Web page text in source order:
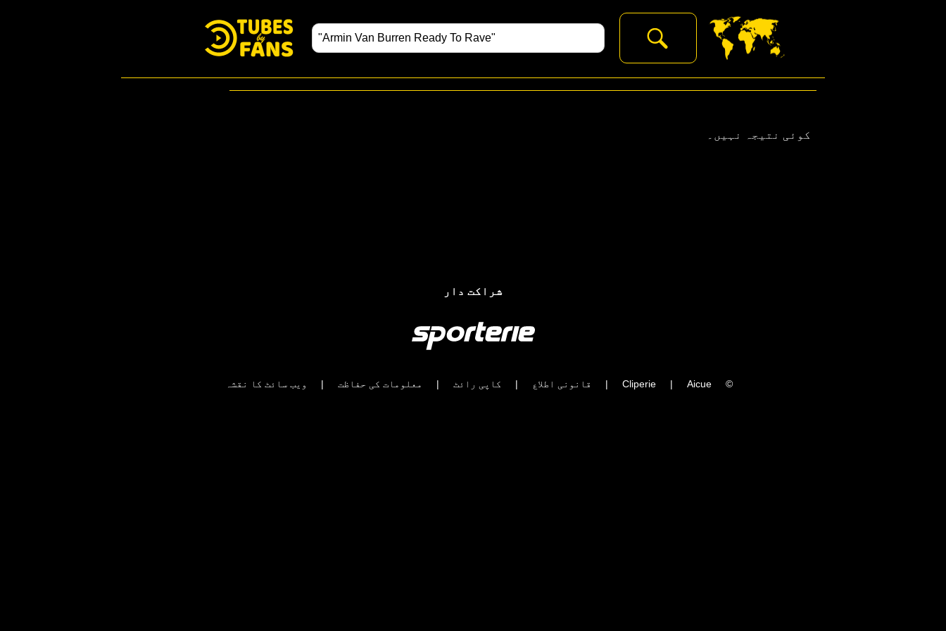
کوئی نتیجہ نہیں۔
شراکت دار
©
Aicue
| Cliperie | قانونی اطلاع | کاپی رائٹ | معلومات کی حفاظت | ویب سائٹ کا نقشہ